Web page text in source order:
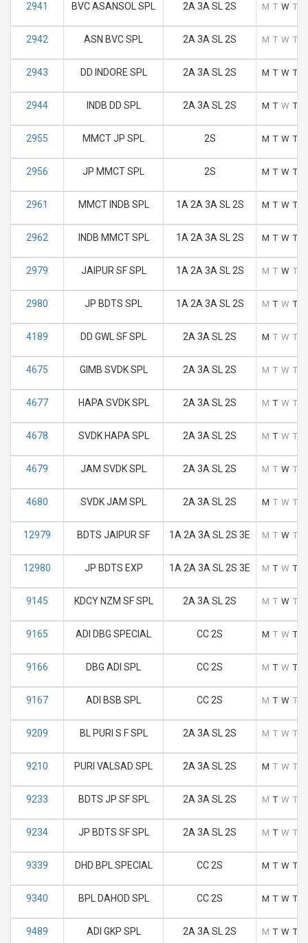
2941 BVC ASANSOL SPL 2A 3A SL 2S M T W T
2942 ASN BVC SPL 2A 3A SL 2S M T W T
2943 DD INDORE SPL 2A 3A SL 2S M T W T
2944 INDB DD SPL 2A 3A SL 2S M T W T
2955 MMCT JP SPL 2S M T W T
2956 JP MMCT SPL 2S M T W T
2961 MMCT INDB SPL 1A 2A 3A SL 2S M T W T
2962 INDB MMCT SPL 1A 2A 3A SL 2S M T W T
2979 JAIPUR SF SPL 1A 2A 3A SL 2S M T W T
2980 JP BDTS SPL 1A 2A 3A SL 2S M T W T
4189 DD GWL SF SPL 2A 3A SL 2S M T W T
4675 GIMB SVDK SPL 2A 3A SL 2S M T W T
4677 HAPA SVDK SPL 2A 3A SL 2S M T W T
4678 SVDK HAPA SPL 2A 3A SL 2S M T W T
4679 JAM SVDK SPL 2A 3A SL 2S M T W T
4680 SVDK JAM SPL 2A 3A SL 2S M T W T
12979 BDTS JAIPUR SF 1A 2A 3A SL 2S 3E M T W T
12980 JP BDTS EXP 1A 2A 3A SL 2S 3E M T W T
9145 KDCY NZM SF SPL 2A 3A SL 2S M T W T
9165 ADI DBG SPECIAL CC 2S M T W T
9166 DBG ADI SPL CC 2S M T W T
9167 ADI BSB SPL CC 2S M T W T
9209 BL PURI S F SPL 2A 3A SL 2S M T W T
9210 PURI VALSAD SPL 2A 3A SL 2S M T W T
9233 BDTS JP SF SPL 2A 3A SL 2S M T W T
9234 JP BDTS SF SPL 2A 3A SL 2S M T W T
9339 DHD BPL SPECIAL CC 2S M T W T
9340 BPL DAHOD SPL CC 2S M T W T
9489 ADI GKP SPL 2A 3A SL 2S M T W T